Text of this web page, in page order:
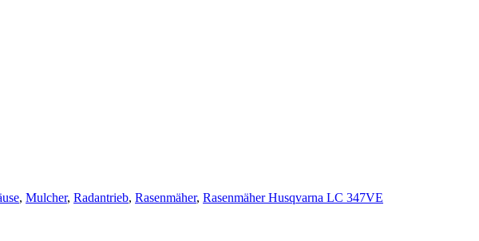
, Mulcher, Radantrieb, Rasenmäher, Rasenmäher Husqvarna LC 347VE